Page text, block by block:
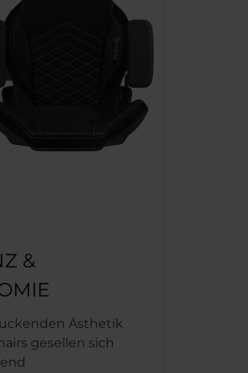
&
Ästhetik
gesellen sich